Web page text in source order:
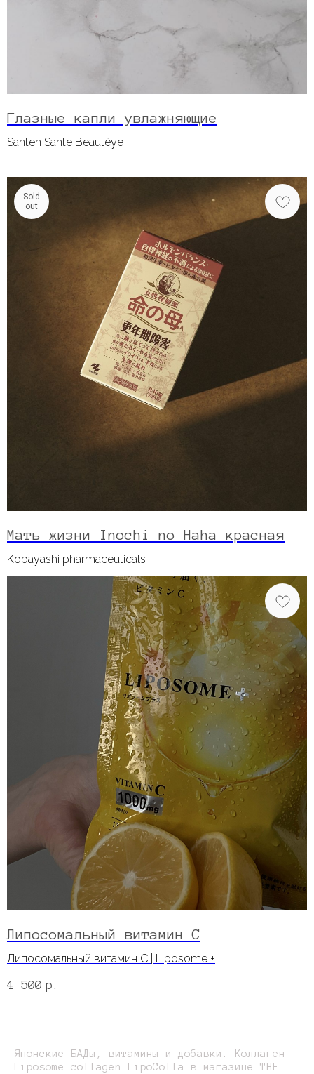
Глазные капли увлажняющие
Santen Sante Beautéye
Sold
out
Мать жизни Inochi no Haha красная
Kobayashi pharmaceuticals
Липосомальный витамин С
Липосомальный витамин С | Liposome +
4 500 р.
Японские БАДы, витамины и добавки. Коллаген
Liposome collagen LipoColla в магазине THE